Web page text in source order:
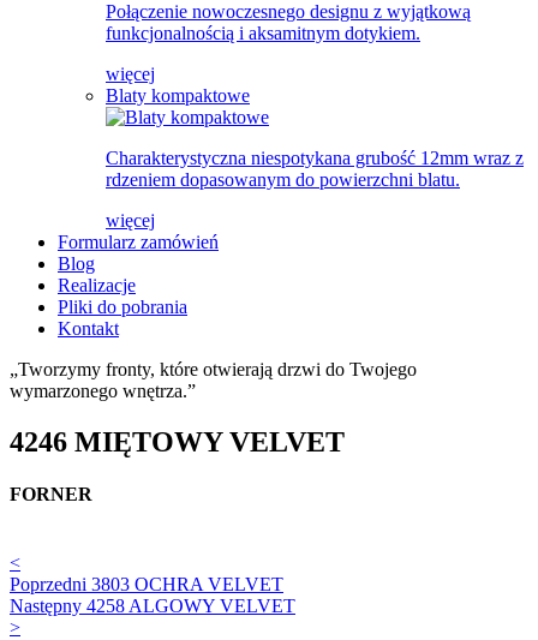
Połączenie nowoczesnego designu z wyjątkową
funkcjonalnością i aksamitnym dotykiem.
więcej
Blaty kompaktowe
Charakterystyczna niespotykana grubość 12mm wraz z
rdzeniem dopasowanym do powierzchni blatu.
więcej
Formularz zamówień
Blog
Realizacje
Pliki do pobrania
Kontakt
„Tworzymy fronty, które otwierają drzwi do Twojego
wymarzonego wnętrza.”
4246 MIĘTOWY VELVET
FORNER
<
Poprzedni 3803 OCHRA VELVET
Następny 4258 ALGOWY VELVET
>